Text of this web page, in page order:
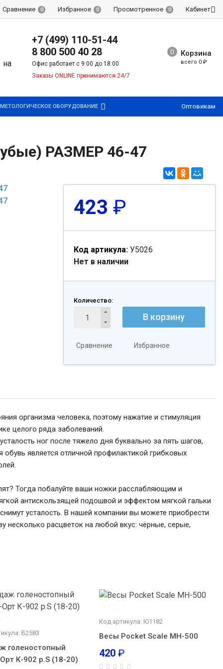
Сравнение 0 Избранное 0 Просмотренное 0 Кабинет
+7 (499) 110-51-44
8 800 500 40 28
Офис работает с 9:00 до 18:00
Заказы ONLINE принимаются 24/7
Корзина
всего 0 ₽
ОБОРУДОВАНИЕ Оптовикам
РАЗМЕР 46-47
423 ₽
Код артикула: У5026
Нет в наличии
Количество:
В корзину
Сравнение Избранное
организма человека, поэтому нажатие и стимуляция
целого ряда заболеваний.
ног после тяжело дня буквально за пять шагов,
является отличной профилактикой грибковых
Тогда побалуйте ваши ножки расслабляющим и
антискользящей подошвой и эффектом мягкой гальки
усталость. В нашей компании вы можете приобрести
несколько расцветок на любой вкус: чёрные, серые,
Б2583
голеностопный
К-902 р.S (18-20)
Код артикула: Ю1182
Весы Pocket Scale MH-500
420 ₽